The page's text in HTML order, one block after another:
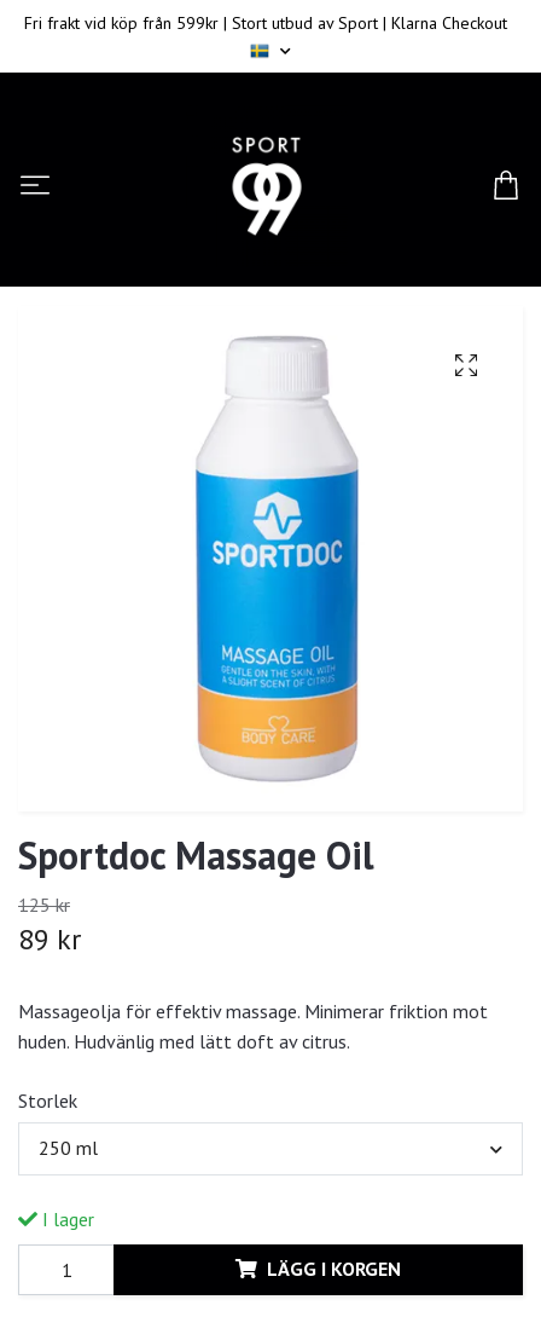
Fri frakt vid köp från 599kr | Stort utbud av Sport | Klarna Checkout
Sportdoc Massage Oil
125 kr
89 kr
Massageolja för effektiv massage. Minimerar friktion mot
huden. Hudvänlig med lätt doft av citrus.
Storlek
250 ml
I lager
LÄGG I KORGEN